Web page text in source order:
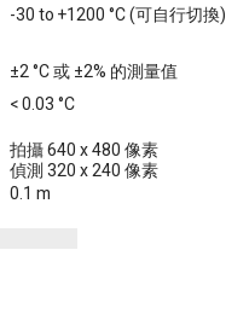
-30 to +1200 °C (可自行切換)
±2 °C 或 ±2% 的測量值
< 0.03 °C
拍攝 640 x 480 像素
偵測 320 x 240 像素
0.1 m